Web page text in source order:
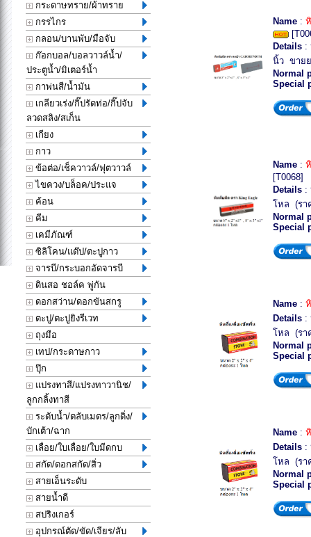
กระดาษทราย/ผ้าทราย
กรรไกร
กลอน/บานพับ/มือจับ
ก๊อกบอล/บอลวาวล์น้ำ/
ประตูน้ำ/มิเตอร์น้ำ
กาพ่นสี/น้ำมัน
เกลียวเร่ง/กิ๊ปรัดท่อ/กิ๊ปจับ
ลวดสลิง/สเก็น
เกียง
กาว
ข้อต่อ/เช็ควาวล์/ฟุตวาวล์
ไขควง/บล็อค/ประแจ
ค้อน
คีม
เคมีภัณฑ์
ซิลิโคน/แด๊ป/ตะปูกาว
จารบี/กระบอกอัดจารบี
ดินสอ ชอล์ค พู่กัน
ดอกสว่าน/ดอกขันสกรู
ตะปู/ตะปูยิงรีเวท
ถุงมือ
เทป/กระดาษกาว
ปุ๊ก
แปรงทาสี/แปรงทาวานิช/
ลูกกลิ้งทาสี
ระดับน้ำ/ตลับเมตร/ลูกดิ่ง/
บักเต้า/ฉาก
เลื่อย/ใบเลื่อย/ใบมีดกบ
สกัด/ดอกสกัด/สิ่ว
สายเอ็นระดับ
สายน้ำดี
สปริงเกอร์
อุปกรณ์ตัด/ขัด/เจียร/ลับ
Name :
Details :
นิ้ว ขาย
Normal
Special
Name :
[T0068]
Details :
โหล (รา
Normal
Special
Name :
Details :
โหล (รา
Normal
Special
Name :
Details :
โหล (รา
Normal
Special